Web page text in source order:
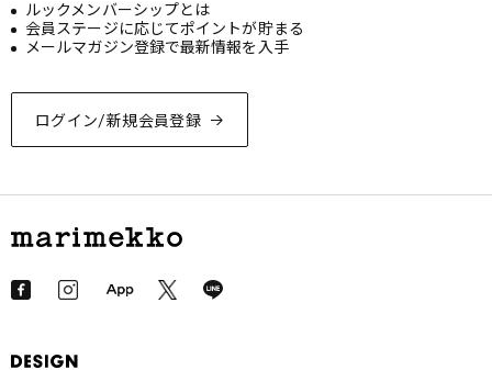
ログイン/新規会員登録
ルックメンバーシップとは
会員ステージに応じてポイントが貯まる
メールマガジン登録で最新情報を入手